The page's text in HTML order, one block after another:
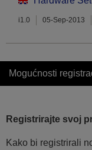
i1.0 05-Sep-2013
Mogućnosti
Registrirajte svoj
Kako bi registrirali